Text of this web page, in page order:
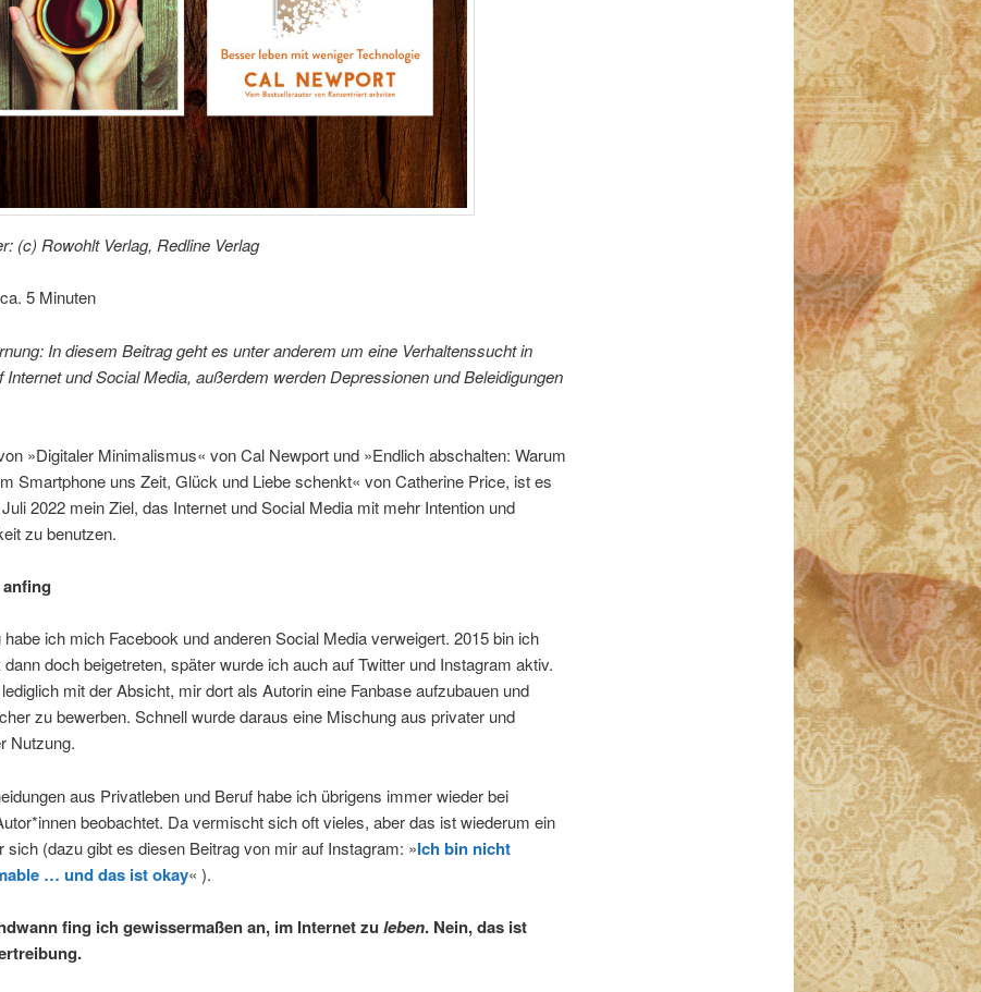
(c) Rowohlt Verlag, Redline Verlag
5 Minuten
In diesem Beitrag geht es unter anderem um eine Verhaltenssucht in
Internet und Social Media, außerdem werden Depressionen und Beleidigungen
»Digitaler Minimalismus« von Cal Newport und »Endlich abschalten: Warum
Smartphone uns Zeit, Glück und Liebe schenkt« von Catherine Price, ist es
2022 mein Ziel, das Internet und Social Media mit mehr Intention und
zu benutzen.
habe ich mich Facebook und anderen Social Media verweigert. 2015 bin ich
dann doch beigetreten, später wurde ich auch auf Twitter und Instagram aktiv.
mit der Absicht, mir dort als Autorin eine Fanbase aufzubauen und
zu bewerben. Schnell wurde daraus eine Mischung aus privater und
Nutzung.
aus Privatleben und Beruf habe ich übrigens immer wieder bei
beobachtet. Da vermischt sich oft vieles, aber das ist wiederum ein
sich (dazu gibt es diesen Beitrag von mir auf Instagram: »Ich bin nicht
… und das ist okay« ).
fing ich gewissermaßen an,im Internetzu leben. Nein, das ist